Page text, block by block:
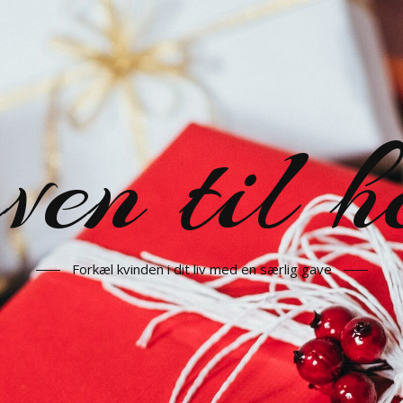
til
Forkæl kvinden i dit liv med en særlig gave